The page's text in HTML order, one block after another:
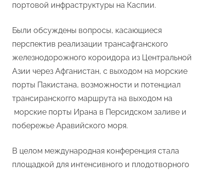
портовой инфраструктуры на Каспии.
Были обсуждены вопросы, касающиеся
перспектив реализации трансафганского
железнодорожного короидора из Центральной
Азии через Афганистан, с выходом на морские
порты Пакистана, возможности и потенциал
трансиранскогго маршрута на выходом на
морские порты Ирана в Персидском заливе и
побережье Аравийского моря.
В целом международная конференция стала
площадкой для интенсивного и плодотворного